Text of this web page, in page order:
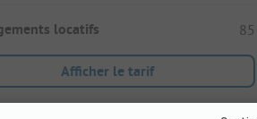
locatifs 85
Afficher le tarif